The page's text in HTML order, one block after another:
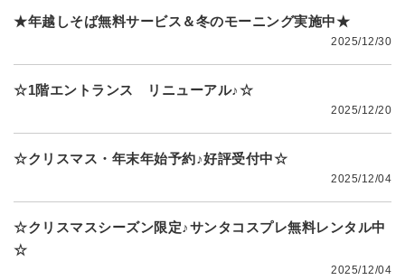
★年越しそば無料サービス＆冬のモーニング実施中★
2025/12/30
☆1階エントランス リニューアル♪☆
2025/12/20
☆クリスマス・年末年始予約♪好評受付中☆
2025/12/04
☆クリスマスシーズン限定♪サンタコスプレ無料レンタル中
☆
2025/12/04